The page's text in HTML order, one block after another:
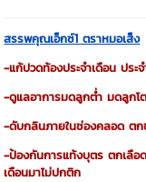
สรรพคุณเอ็กซ์1 ตราหมอเส็ง
-แก้ปวดท้องประจำเดือน ประ
-ดูแลอาการมดลูกตํ่ามดลูกโ
-ดับกลินภายในช่องคลอด ตก
-ป้องกันการแท้งบุตร ตกเลือด
เดือนมาไม่ปกติก